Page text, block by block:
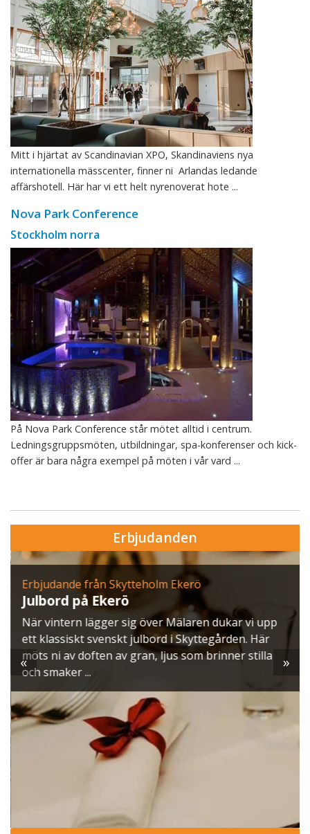
Mitt i hjärtat av Scandinavian XPO, Skandinaviens nya
internationella mässcenter, finner ni Arlandas ledande
affärshotell. Här har vi ett helt nyrenoverat hote ...
Nova Park Conference
Stockholm norra
På Nova Park Conference står mötet alltid i centrum.
Ledningsgruppsmöten, utbildningar, spa-konferenser och kick-
offer är bara några exempel på möten i vår vard ...
Erbjudanden
Erbjudande från Skytteholm Ekerö
Julbord på Ekerö
När vintern lägger sig över Mälaren dukar vi upp
ett klassiskt svenskt julbord i Skyttegården. Här
möts ni av doften av gran, ljus som brinner stilla
och smaker ...
« »